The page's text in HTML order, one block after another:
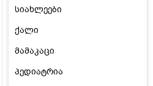
სიახლეები
ქალი
მამაკაცი
პედიატრია